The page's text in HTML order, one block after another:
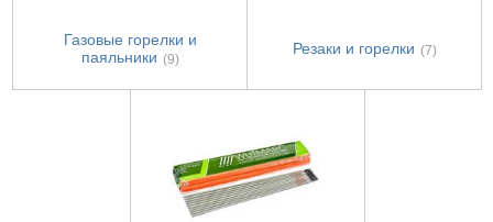
Газовые горелки и
паяльники (9)
Резаки и горелки (7)